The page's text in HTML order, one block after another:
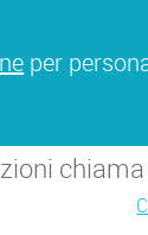
per